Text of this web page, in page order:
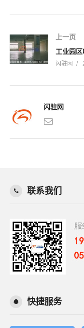
上一页
工业园
闪驻网
闪驻网
联系我们
快捷服务